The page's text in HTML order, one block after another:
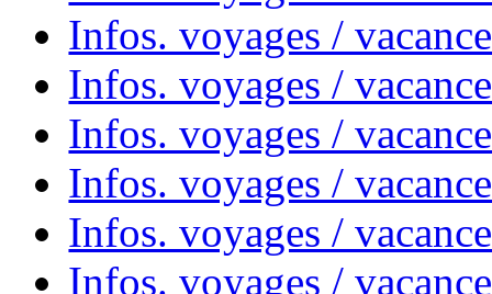
Infos. voyages /
Infos. voyages /
Infos. voyages /
Infos. voyages /
Infos. voyages /
Infos. voyages /